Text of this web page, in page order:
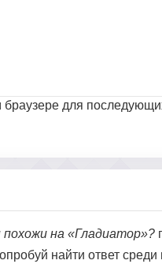
для
на «Гладиатор»?
найти ответ